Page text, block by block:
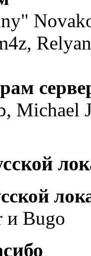
Michael
и Bugo